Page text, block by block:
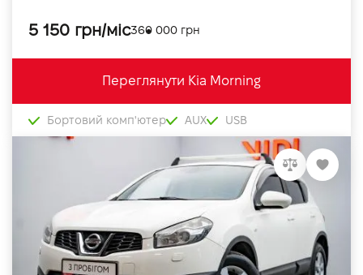
5 150 грн/міс360 000 грн
Переглянути Kia Morning
Бортовий комп'ютер AUX USB